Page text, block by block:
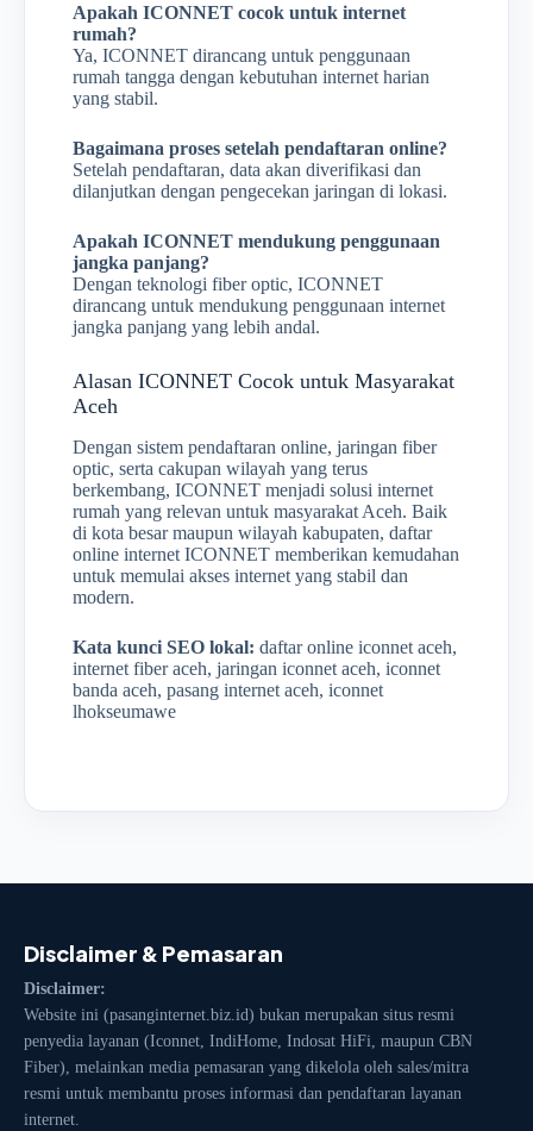
Apakah ICONNET cocok untuk internet
rumah?
Ya, ICONNET dirancang untuk penggunaan
rumah tangga dengan kebutuhan internet harian
yang stabil.
Bagaimana proses setelah pendaftaran online?
Setelah pendaftaran, data akan diverifikasi dan
dilanjutkan dengan pengecekan jaringan di lokasi.
Apakah ICONNET mendukung penggunaan
jangka panjang?
Dengan teknologi fiber optic, ICONNET
dirancang untuk mendukung penggunaan internet
jangka panjang yang lebih andal.
Alasan ICONNET Cocok untuk Masyarakat
Aceh
Dengan sistem pendaftaran online, jaringan fiber
optic, serta cakupan wilayah yang terus
berkembang, ICONNET menjadi solusi internet
rumah yang relevan untuk masyarakat Aceh. Baik
di kota besar maupun wilayah kabupaten, daftar
online internet ICONNET memberikan kemudahan
untuk memulai akses internet yang stabil dan
modern.
Kata kunci SEO lokal: daftar online iconnet aceh,
internet fiber aceh, jaringan iconnet aceh, iconnet
banda aceh, pasang internet aceh, iconnet
lhokseumawe
Disclaimer & Pemasaran
Disclaimer:
Website ini (pasanginternet.biz.id) bukan merupakan situs resmi
penyedia layanan (Iconnet, IndiHome, Indosat HiFi, maupun CBN
Fiber), melainkan media pemasaran yang dikelola oleh sales/mitra
resmi untuk membantu proses informasi dan pendaftaran layanan
internet.